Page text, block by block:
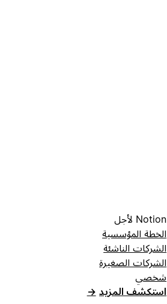
Notion لأجل
الخطة المؤسسية
الشركات الناشئة
الشركات الصغيرة
شخصي
استكشف المزيد →